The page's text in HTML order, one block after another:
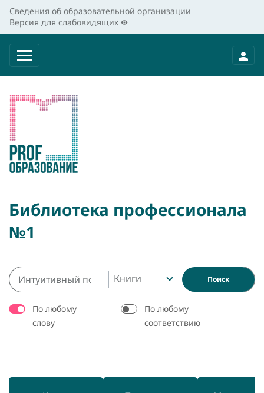
Сведения об образовательной организации
Версия для слабовидящих
Библиотека профессионала
№1
Книги Поиск
По любому
слову
По любому
соответствию